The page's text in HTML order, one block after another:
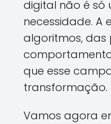
digital não é só
necessidade. A
algoritmos,
que esse
transformação.
Vamos agora